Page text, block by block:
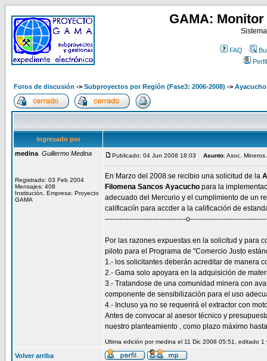
GAMA:
FAQ
Perfil
Foros de discusión -> Subproyectos por Región (Fase3: 2006-2008) -> Ayacucho
ingresado por
medina Guillermo Medina
Registrado: 03 Feb 2004
Mensajes: 408
Institución, Empresa: Proyecto
GAMA
Publicado: 04 Jun 2008 18:03 Asunto: Asoc.
En Marzo del 2008.se recibio una solicitud de la
Filomena Sancos Ayacucho para la
adecuado del Mercurio y el cumplimiento de un
calificaciín para accder a la calificación de
----------------------------------
Por las razones expuestas en la solicitud y para
piloto para el Programa de "Comercio Justo
1.- los solicitantes deberán acreditar de manera
2.- Gama solo apoyara en la adquisición de
3.- Tratandose de una comunidad minera con
componente de sensibilización para el uso
4.- Incluso ya no se requerirá el extractor con
Antes de convocar al asesor técnico y
nuestro planteamiento , como plazo máximo
Ultima edición por medina el 11 Dic 2008 05:51, editado 1
Volver arriba